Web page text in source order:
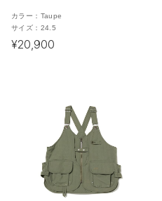
カラー： Taupe
サイズ： 24.5
¥20,900